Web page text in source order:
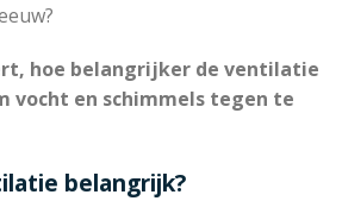
hoe belangrijker de ventilatie
vocht en schimmels tegen te
belangrijk?